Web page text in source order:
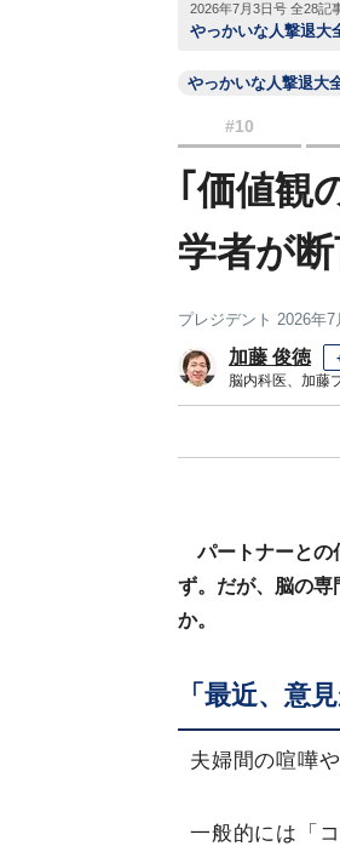
2026年7月3日号 全28記
やっかいな人撃退大
やっかいな人撃退大
#10
｢価値観
学者が
プレジデント 2026年7
加藤 俊徳
脳内科医、加藤
パートナーとの
ず。だが、脳の専
か。
「最近、意
夫婦間の喧嘩
一般的には「